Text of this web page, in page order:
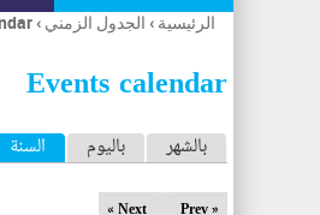
أنت
هنا
الرئيسية › الجدول الزمني ›
Events calendar
ا
ل
بالشهر باليوم السنة